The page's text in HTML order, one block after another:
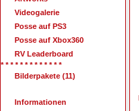
Videogalerie
Posse auf PS3
Posse auf Xbox360
RV Leaderboard
* * * * * * * * * * * * *
Bilderpakete (11)
Informationen